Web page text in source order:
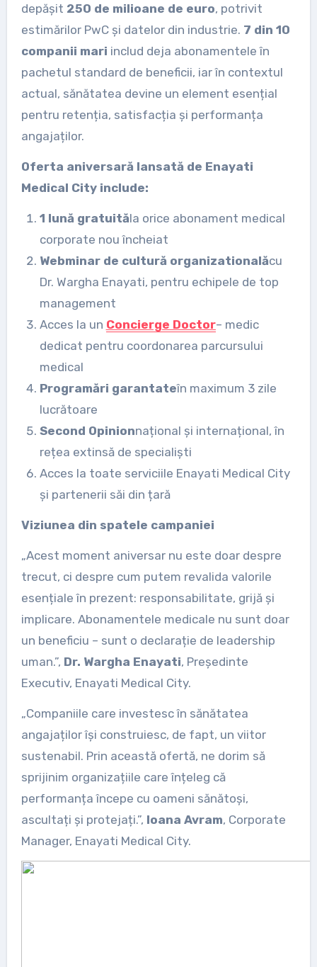
depășit 250 de milioane de euro, potrivit
estimărilor PwC și datelor din industrie. 7 din 10
companii mari includ deja abonamentele în
pachetul standard de beneficii, iar în contextul
actual, sănătatea devine un element esențial
pentru retenția, satisfacția și performanța
angajaților.
Oferta aniversară lansată de Enayati
Medical City include:
1 lună gratuităla orice abonament medical
corporate nou încheiat
Webminar de cultură organizationalăcu
Dr. Wargha Enayati, pentru echipele de top
management
Acces la un Concierge Doctor– medic
dedicat pentru coordonarea parcursului
medical
Programări garantateîn maximum 3 zile
lucrătoare
Second Opinionnațional și internațional, în
rețea extinsă de specialiști
Acces la toate serviciile Enayati Medical City
și partenerii săi din țară
Viziunea din spatele campaniei
„Acest moment aniversar nu este doar despre
trecut, ci despre cum putem revalida valorile
esențiale în prezent: responsabilitate, grijă și
implicare. Abonamentele medicale nu sunt doar
un beneficiu – sunt o declarație de leadership
uman.”, Dr. Wargha Enayati, Președinte
Executiv, Enayati Medical City.
„Companiile care investesc în sănătatea
angajaților își construiesc, de fapt, un viitor
sustenabil. Prin această ofertă, ne dorim să
sprijinim organizațiile care înțeleg că
performanța începe cu oameni sănătoși,
ascultați și protejați.”, Ioana Avram, Corporate
Manager, Enayati Medical City.